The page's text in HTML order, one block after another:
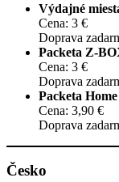
Výdajné
Cena: 3 €
Doprava
Packeta Z-
Cena: 3 €
Doprava
Packeta
Cena: 3,90 €
Doprava
Česko